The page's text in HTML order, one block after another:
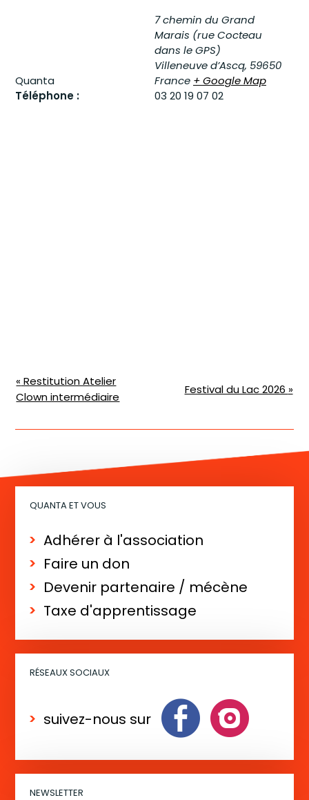
Quanta
7 chemin du Grand
Marais (rue Cocteau
dans le GPS)
Villeneuve d’Ascq, 59650
France + Google Map
Téléphone :
03 20 19 07 02
N
a
v
g
a
è
t
« Restitution Atelier
Clown intermédiaire
Festival du Lac 2026 »
QUANTA ET VOUS
Adhérer à l'association
Faire un don
Devenir partenaire / mécène
Taxe d'apprentissage
RÉSEAUX SOCIAUX
suivez-nous sur
NEWSLETTER